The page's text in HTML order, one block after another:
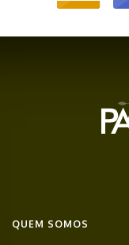
QUEM SOMOS